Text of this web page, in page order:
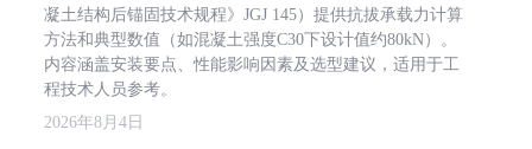
凝土结构后锚固技术规程》JGJ 145）提供抗拔承载力计算
方法和典型数值（如混凝土强度C30下设计值约80kN）。
内容涵盖安装要点、性能影响因素及选型建议，适用于工
程技术人员参考。
2026年8月4日